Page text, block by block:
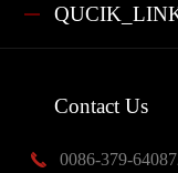
Contact Us
 0086-379-